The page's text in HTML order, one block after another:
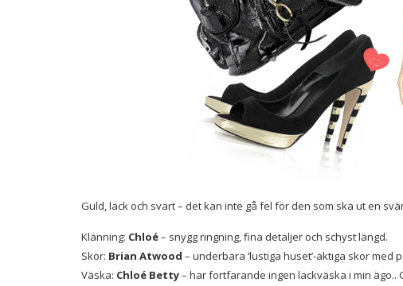
Guld, lack och svart – det kan inte gå fel för den som ska ut en
Klänning: Chloé– snygg ringning, fina detaljer och schyst längd.
Skor: Brian Atwood – underbara ‘lustiga huset’-aktiga skor med
Väska: Chloé Betty– har fortfarande ingen lackväska i min